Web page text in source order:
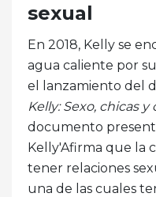
sexual
En 2018, Kelly se
agua caliente por
el lanzamiento del
Kelly: Sexo, chicas
documento
Kelly'Afirma que la
tener relaciones
una de las cuales